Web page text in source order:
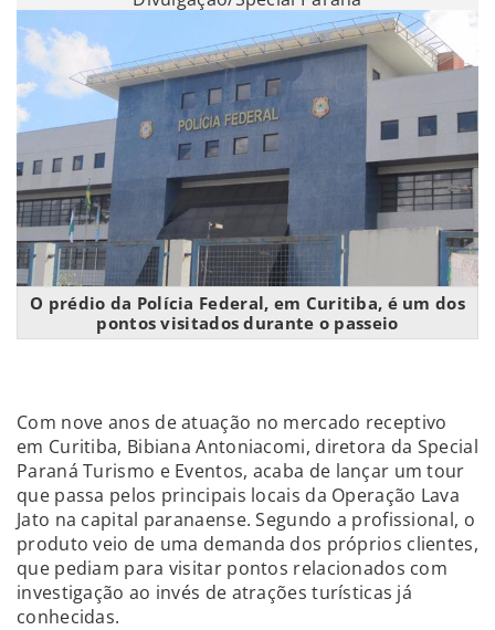
O prédio da Polícia Federal, em Curitiba, é um dos
pontos visitados durante o passeio
Com nove anos de atuação no mercado receptivo
em Curitiba, Bibiana Antoniacomi, diretora da Special
Paraná Turismo e Eventos, acaba de lançar um tour
que passa pelos principais locais da Operação Lava
Jato na capital paranaense. Segundo a profissional, o
produto veio de uma demanda dos próprios clientes,
que pediam para visitar pontos relacionados com
investigação ao invés de atrações turísticas já
conhecidas.